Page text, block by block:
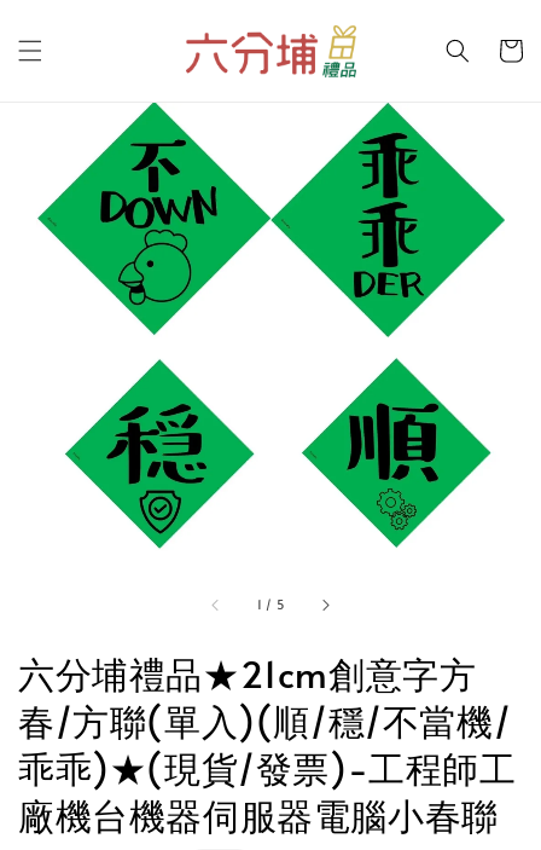
1 / 5
六分埔禮品★21cm創意字方
春/方聯(單入)(順/穩/不當機/
乖乖)★(現貨/發票)-工程師工
廠機台機器伺服器電腦小春聯